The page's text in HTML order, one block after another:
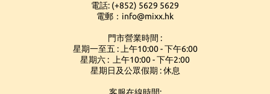
電話: (+852) 5629 5629
電郵：info@mixx.hk
門市營業時間 :
星期一至五 : 上午10:00 - 下午6:00
星期六 : 上午10:00 - 下午2:00
星期日及公眾假期 : 休息